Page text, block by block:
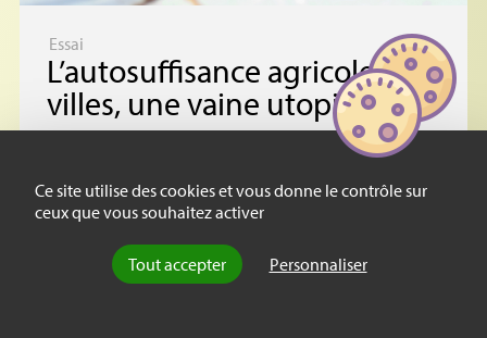
Ce site utilise des cookies et vous donne le contrôle sur
ceux que vous souhaitez activer
Tout accepter Personnaliser
Essai
L’autosuffisance agricole des
villes, une vaine utopie?
L’agriculture de proximité et les « circuits
engouement certain auprès de nombreux